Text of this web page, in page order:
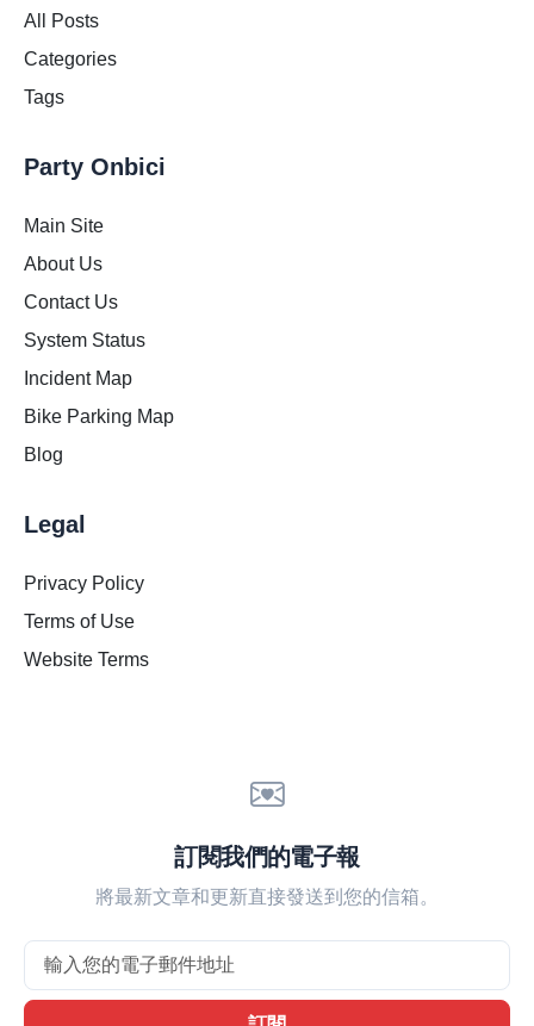
All Posts
Categories
Tags
Party Onbici
Main Site
About Us
Contact Us
System Status
Incident Map
Bike Parking Map
Blog
Legal
Privacy Policy
Terms of Use
Website Terms
訂閱我們的電子報
將最新文章和更新直接發送到您的信箱。